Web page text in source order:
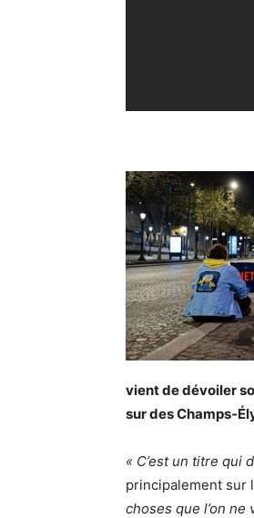
vient de dévoiler
sur des Champs-
« C’est un titre qui
principalement sur
choses que l’on